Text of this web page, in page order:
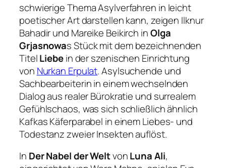
schwierige Thema Asylverfahren in leicht
poetischer Art darstellen kann, zeigen Ilknur
Bahadir und Mareike Beikirch inOlga
Grjasnowas Stück mit dem bezeichnenden
TitelLiebein der szenischen Einrichtung
von Nurkan Erpulat. Asylsuchende und
Sachbearbeiterin in einem wechselnden
Dialog aus realer Bürokratie und surrealem
Gefühlschaos, was sich schließlich ähnlich
Kafkas Käferparabel in einem Liebes- und
Todestanz zweier Insekten auflöst.
In Der Nabel der WeltvonLuna Ali,